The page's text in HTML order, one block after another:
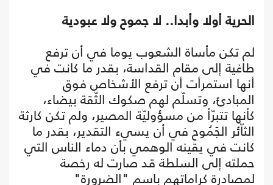
الحرية أولا وأبدا.. لا جموح ولا عبودية
لم تكن مأساة الشعوب يوما في أن ترفع
طاغية إلى مقام القداسة، بقدر ما كانت في
أنها استمرأت أن ترفع الأشخاص فوق
المبادئ، وتسلّم لهم صكوك الثّقة بيضاء،
كأنها تتبرّأ من مسؤوليّة المصير، ولم تكن كارثة
الثاّئر الجَمُوح في أن يسيء التقدير، بقدر ما
كانت في يقينه الوهمي بأن دماء الناس التي
حملته إلى السلطة قد صارت له رخصة
لمصادرة كراماتهم باسم "الضرورة"